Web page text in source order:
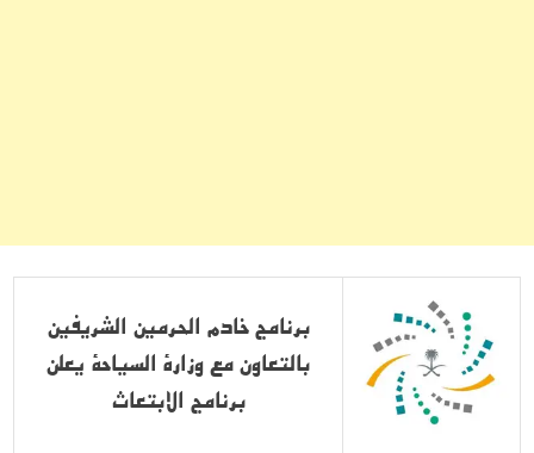
برنامج خادم الحرمين الشريفين
بالتعاون مع وزارة السياحة يعلن
برنامج الابتعاث